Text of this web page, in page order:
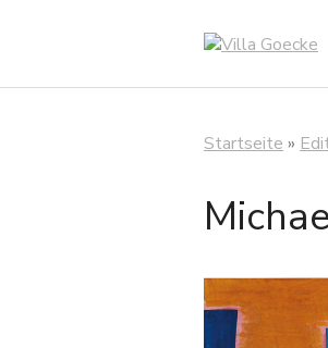
Startseite »